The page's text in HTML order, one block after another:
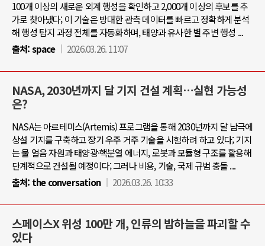
100개 이상의 새로운 외계 행성을 확인하고 2,000개 이상의 후보를 추
가로 찾아냈다; 이 기술은 방대한 관측 데이터를 빠르고 정확하게 분석
해 행성 탐지 과정 전체를 자동화하며, 태양과 유사한 별 주변 행성 ...
출처:space 2026.03.26. 11:07
NASA, 2030년까지 달 기지 건설 계획…실현 가능성
은?
NASA는 아르테미스(Artemis) 프로그램을 통해 2030년까지 달 남극에
상설 기지를 구축하고 장기 우주 거주 기술을 시험하려 하고 있다; 기지
는 물 얼음 자원과 태양광·핵분열 에너지, 로봇과 모듈형 구조를 활용해
단계적으로 건설될 예정이다; 그러나 비용, 기술, 국제 규범 충돌 ...
출처: the conversation 2026.03.26. 10:33
스페이스X 위성 100만 개, 인류의 밤하늘을 파괴할 수
있다